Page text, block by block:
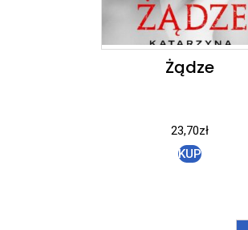
Żądze
23,70zł
KUP